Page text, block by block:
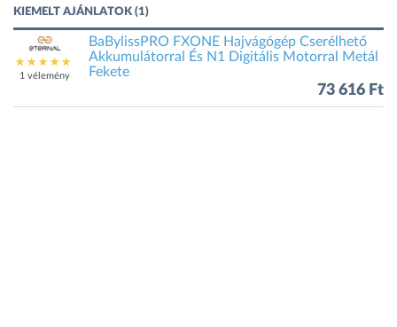
KIEMELT AJÁNLATOK (1)
1 vélemény
BaBylissPRO FXONE Hajvágógép Cserélhető
Akkumulátorral És N1 Digitális Motorral Metál
Fekete
73 616 Ft